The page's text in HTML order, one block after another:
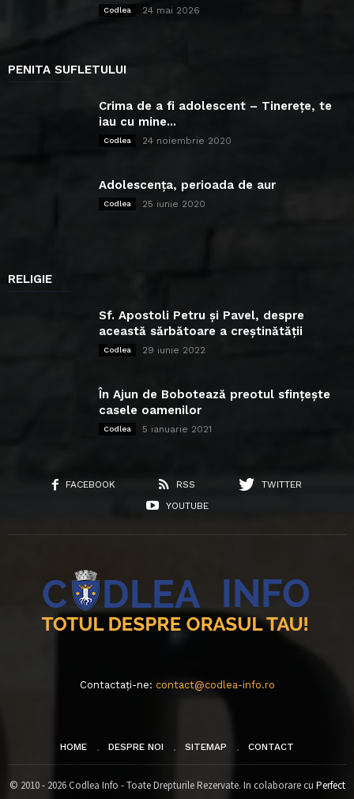
Codlea 24 mai 2026
PENITA SUFLETULUI
Crima de a fi adolescent – Tinerețe, te
iau cu mine...
Codlea 24 noiembrie 2020
Adolescența, perioada de aur
Codlea 25 iunie 2020
RELIGIE
Sf. Apostoli Petru și Pavel, despre
această sărbătoare a creștinătății
Codlea 29 iunie 2022
În Ajun de Bobotează preotul sfințește
casele oamenilor
Codlea 5 ianuarie 2021
FACEBOOK RSS
TWITTER
YOUTUBE
Contactați-ne: contact@codlea-info.ro
HOME DESPRE NOI SITEMAP CONTACT
© 2010 - 2026 Codlea Info - Toate Drepturile Rezervate. In colaborare cu Perfect